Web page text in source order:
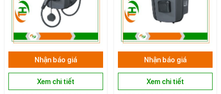
Nhận báo giá
Xem chi tiết
Nhận báo giá
Xem chi tiết